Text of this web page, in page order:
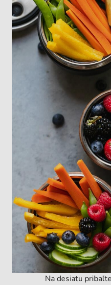
Na desiatu